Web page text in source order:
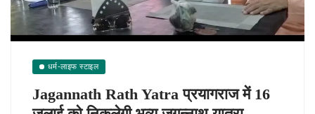
धर्म-लाइफ स्टाइल
Jagannath Rath Yatra प्रयागराज में 16